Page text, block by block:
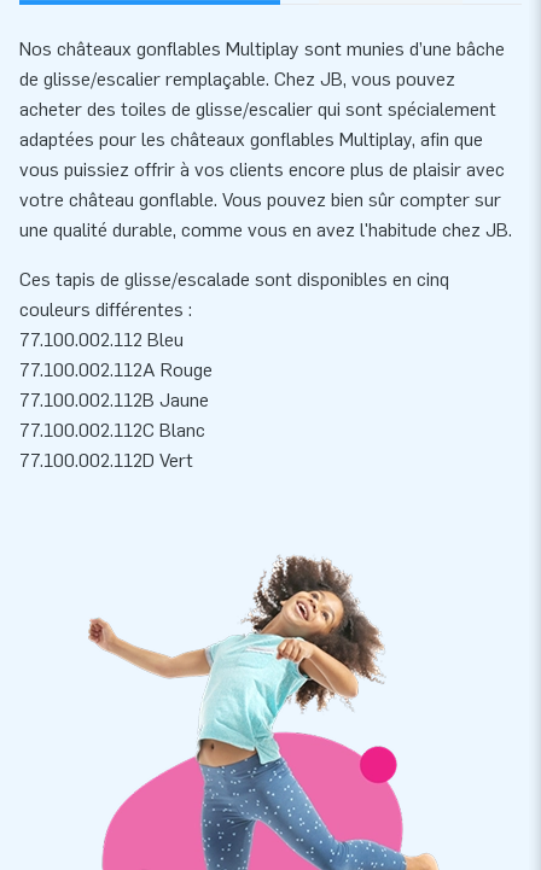
Nos châteaux gonflables Multiplay sont munies d’une bâche
de glisse/escalier remplaçable. Chez JB, vous pouvez
acheter des toiles de glisse/escalier qui sont spécialement
adaptées pour les châteaux gonflables Multiplay, afin que
vous puissiez offrir à vos clients encore plus de plaisir avec
votre château gonflable. Vous pouvez bien sûr compter sur
une qualité durable, comme vous en avez l'habitude chez JB.
Ces tapis de glisse/escalade sont disponibles en cinq
couleurs différentes :
77.100.002.112 Bleu
77.100.002.112A Rouge
77.100.002.112B Jaune
77.100.002.112C Blanc
77.100.002.112D Vert